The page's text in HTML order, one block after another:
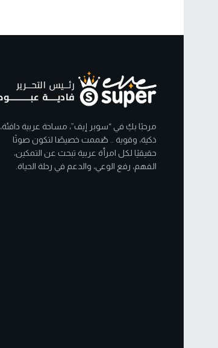
مرحبًا بكِ في “سوبر إيف”، مساحة عربية دافئة،
ذكية، وقوية .. صُممت خصيصًا لتكون صوتًا
حقيقيًا لكل امرأة عربية تبحث عن التمكين،
الفهم، رفع الوعي، والدعم في رحلة الحياة.